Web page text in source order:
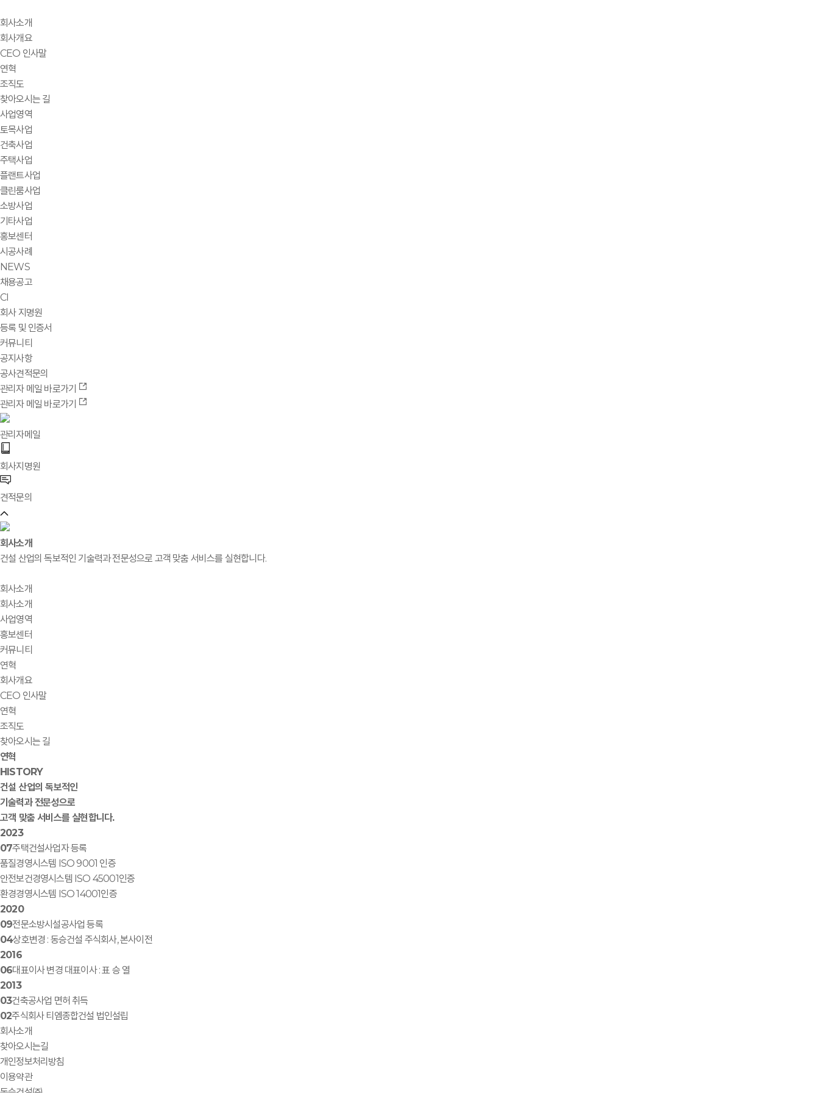
회사소개
회사개요
CEO 인사말
연혁
조직도
찾아오시는 길
사업영역
토목사업
건축사업
주택사업
플랜트사업
클린룸사업
소방사업
기타사업
홍보센터
시공사례
NEWS
채용공고
CI
회사 지명원
등록 및 인증서
커뮤니티
공지사항
공사견적문의
관리자 메일 바로가기
관리자 메일 바로가기
관리자메일
회사지명원
견적문의
회사소개
건설 산업의 독보적인 기술력과 전문성으로 고객 맞춤 서비스를 실현합니다.
회사소개
회사소개
사업영역
홍보센터
커뮤니티
연혁
회사개요
CEO 인사말
연혁
조직도
찾아오시는 길
연혁
HISTORY
건설 산업의 독보적인
기술력과 전문성으로
고객 맞춤 서비스를 실현합니다.
2023
07주택건설사업자 등록
품질경영시스템 ISO 9001 인증
안전보건경영시스템 ISO 45001인증
환경경영시스템 ISO 14001인증
2020
09전문소방시설공사업 등록
04상호변경 : 동승건설 주식회사, 본사이전
2016
06대표이사 변경 대표이사 : 표 승 열
2013
03건축공사업 면허 취득
02주식회사 티엠종합건설 법인설립
회사소개
찾아오시는길
개인정보처리방침
이용약관